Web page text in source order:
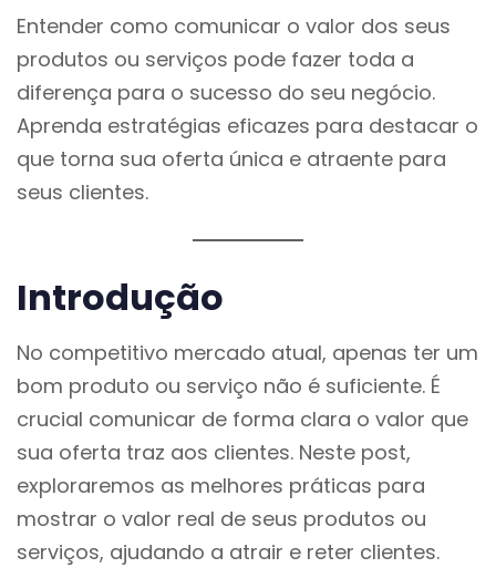
Entender como comunicar o valor dos seus
produtos ou serviços pode fazer toda a
diferença para o sucesso do seu negócio.
Aprenda estratégias eficazes para destacar o
que torna sua oferta única e atraente para
seus clientes.
Introdução
No competitivo mercado atual, apenas ter um
bom produto ou serviço não é suficiente. É
crucial comunicar de forma clara o valor que
sua oferta traz aos clientes. Neste post,
exploraremos as melhores práticas para
mostrar o valor real de seus produtos ou
serviços, ajudando a atrair e reter clientes.